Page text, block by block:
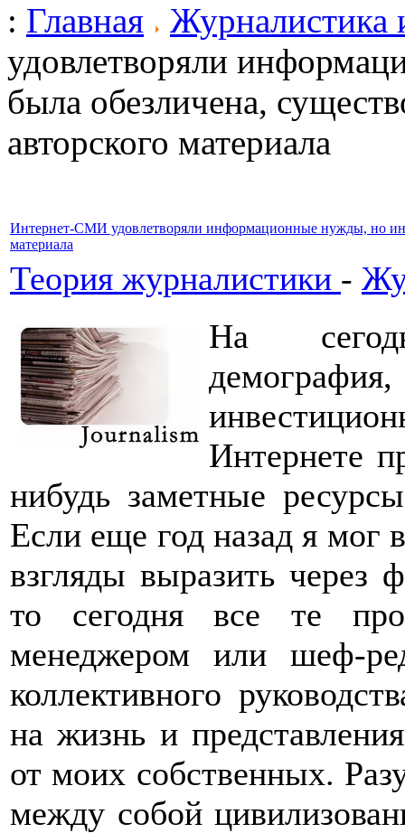
: Главная
Журналистика
удовлетворяли
была обезличена,
авторского материала
Интернет-СМИ удовлетворяли информационные нужды, но
материала
Теория журналистики -
На
Интернете
нибудь заметные
Если еще год назад я мог
взгляды выразить
то сегодня все те
менеджером или шеф-
коллективного
на жизнь и
от моих собственных.
между собой